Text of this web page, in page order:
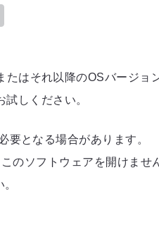
はそれ以降のOSバージョ
しください。
となる場合があります。
のソフトウェアを開けませ